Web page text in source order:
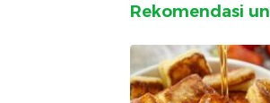
Rekomendasi